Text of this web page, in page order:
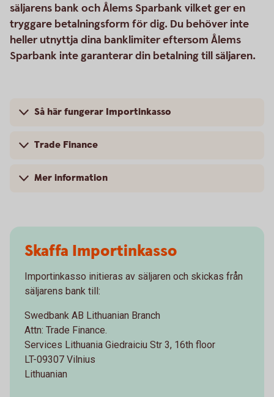
säljarens bank och Ålems Sparbank vilket ger en
tryggare betalningsform för dig. Du behöver inte
heller utnyttja dina banklimiter eftersom Ålems
Sparbank inte garanterar din betalning till säljaren.
Så här fungerar Importinkasso
Trade Finance
Mer information
Skaffa Importinkasso
Importinkasso initieras av säljaren och skickas från
säljarens bank till:
Swedbank AB Lithuanian Branch
Attn: Trade Finance.
Services Lithuania Giedraiciu Str 3, 16th floor
LT-09307 Vilnius
Lithuanian